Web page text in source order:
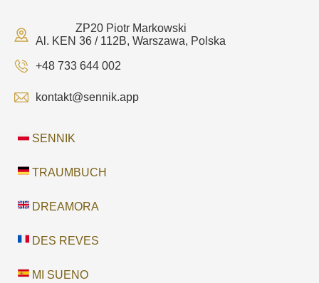
ZP20 Piotr Markowski
Al. KEN 36 / 112B, Warszawa, Polska
+48 733 644 002
kontakt@sennik.app
SENNIK
TRAUMBUCH
DREAMORA
DES REVES
MI SUENO